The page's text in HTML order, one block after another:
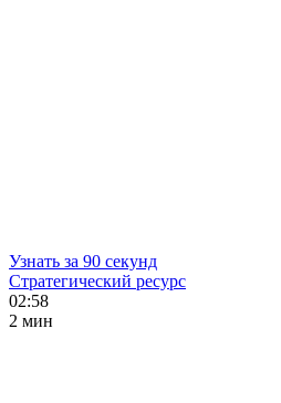
Узнать за 90 секунд
Стратегический ресурс
02:58
2 мин